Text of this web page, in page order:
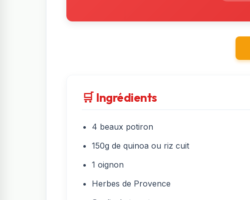
🛒 Ingrédients
4 beaux potiron
150g de quinoa ou riz cuit
1 oignon
Herbes de Provence